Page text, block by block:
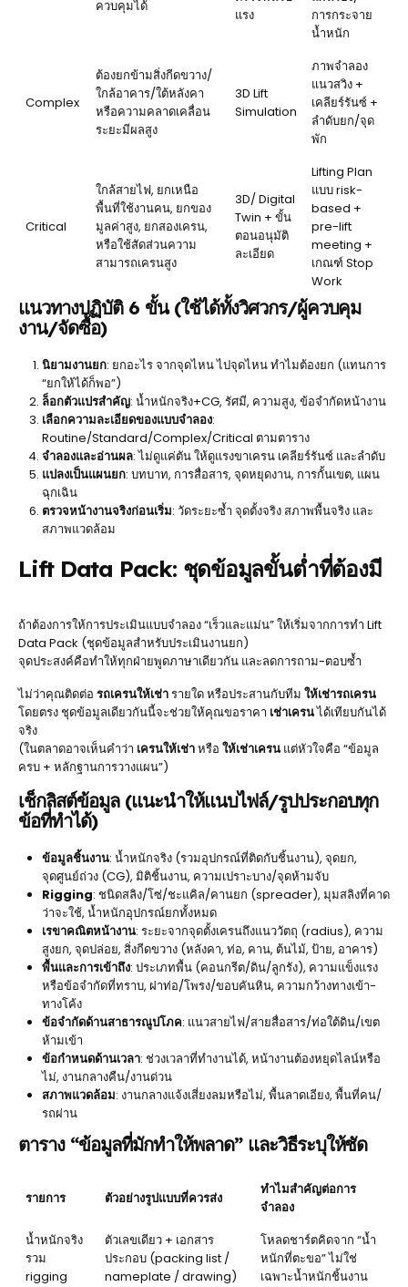
ควบคุมได้
แรง
การกระจาย
น้ำหนัก
Complex
ต้องยกข้ามสิ่งกีดขวาง/
ใกล้อาคาร/ใต้หลังคา
หรือความคลาดเคลื่อน
ระยะมีผลสูง
3D Lift
Simulation
ภาพจำลอง
แนวสวิง +
เคลียร์รันซ์ +
ลำดับยก/จุด
พัก
Critical
ใกล้สายไฟ, ยกเหนือ
พื้นที่ใช้งานคน, ยกของ
มูลค่าสูง, ยกสองเครน,
หรือใช้สัดส่วนความ
สามารถเครนสูง
3D/ Digital
Twin + ขั้น
ตอนอนุมัติ
ละเอียด
Lifting Plan
แบบ risk-
based +
pre-lift
meeting +
เกณฑ์ Stop
Work
แนวทางปฏิบัติ 6 ขั้น (ใช้ได้ทั้งวิศวกร/ผู้ควบคุม
งาน/จัดซื้อ)
นิยามงานยก: ยกอะไร จากจุดไหน ไปจุดไหน ทำไมต้องยก (แทนการ
“ยกให้ได้ก็พอ”)
ล็อกตัวแปรสำคัญ: น้ำหนักจริง+CG, รัศมี, ความสูง, ข้อจำกัดหน้างาน
เลือกความละเอียดของแบบจำลอง:
Routine/Standard/Complex/Critical ตามตาราง
จำลองและอ่านผล: ไม่ดูแค่ตัน ให้ดูแรงขาเครน เคลียร์รันซ์ และลำดับ
แปลงเป็นแผนยก: บทบาท, การสื่อสาร, จุดหยุดงาน, การกั้นเขต, แผน
ฉุกเฉิน
ตรวจหน้างานจริงก่อนเริ่ม: วัดระยะซ้ำ จุดตั้งจริง สภาพพื้นจริง และ
สภาพแวดล้อม
Lift Data Pack: ชุดข้อมูลขั้นต่ำที่ต้องมี
ถ้าต้องการให้การประเมินแบบจำลอง “เร็วและแม่น” ให้เริ่มจากการทำ Lift
Data Pack (ชุดข้อมูลสำหรับประเมินงานยก)
จุดประสงค์คือทำให้ทุกฝ่ายพูดภาษาเดียวกัน และลดการถาม-ตอบซ้ำ
ไม่ว่าคุณติดต่อ รถเครนให้เช่ารายใด หรือประสานกับทีม ให้เช่ารถเครน
โดยตรง ชุดข้อมูลเดียวกันนี้จะช่วยให้คุณขอราคา เช่าเครนได้เทียบกันได้
จริง
(ในตลาดอาจเห็นคำว่า เครนให้เช่าหรือ ให้เช่าเครน แต่หัวใจคือ “ข้อมูล
ครบ + หลักฐานการวางแผน”)
เช็กลิสต์ข้อมูล (แนะนำให้แนบไฟล์/รูปประกอบทุก
ข้อที่ทำได้)
ข้อมูลชิ้นงาน: น้ำหนักจริง (รวมอุปกรณ์ที่ติดกับชิ้นงาน), จุดยก,
จุดศูนย์ถ่วง (CG), มิติชิ้นงาน, ความเปราะบาง/จุดห้ามจับ
Rigging: ชนิดสลิง/โซ่/ชะแคิล/คานยก (spreader), มุมสลิงที่คาด
ว่าจะใช้, น้ำหนักอุปกรณ์ยกทั้งหมด
เรขาคณิตหน้างาน: ระยะจากจุดตั้งเครนถึงแนววัตถุ (radius), ความ
สูงยก, จุดปล่อย, สิ่งกีดขวาง (หลังคา, ท่อ, คาน, ต้นไม้, ป้าย, อาคาร)
พื้นและการเข้าถึง: ประเภทพื้น (คอนกรีต/ดิน/ลูกรัง), ความแข็งแรง
หรือข้อจำกัดที่ทราบ, ฝาท่อ/โพรง/ขอบคันหิน, ความกว้างทางเข้า-
ทางโค้ง
ข้อจำกัดด้านสาธารณูปโภค: แนวสายไฟ/สายสื่อสาร/ท่อใต้ดิน/เขต
ห้ามเข้า
ข้อกำหนดด้านเวลา: ช่วงเวลาที่ทำงานได้, หน้างานต้องหยุดไลน์หรือ
ไม่, งานกลางคืน/งานด่วน
สภาพแวดล้อม: งานกลางแจ้งเสี่ยงลมหรือไม่, พื้นลาดเอียง, พื้นที่คน/
รถผ่าน
ตาราง “ข้อมูลที่มักทำให้พลาด” และวิธีระบุให้ชัด
รายการ ตัวอย่างรูปแบบที่ควรส่ง
ทำไมสำคัญต่อการ
จำลอง
น้ำหนักจริง
รวม
rigging
ตัวเลขเดียว + เอกสาร
ประกอบ (packing list /
nameplate / drawing)
โหลดชาร์ตคิดจาก “น้ำ
หนักที่ตะขอ” ไม่ใช่
เฉพาะน้ำหนักชิ้นงาน